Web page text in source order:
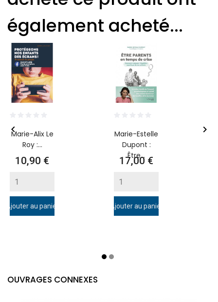
également acheté...
Marie-Alix Le
Roy :...
Prix
10,90 €
Ajouter au panier
Marie-Estelle
Dupont :
Être...
Prix
17,00 €
Ajouter au panier
 
OUVRAGES CONNEXES